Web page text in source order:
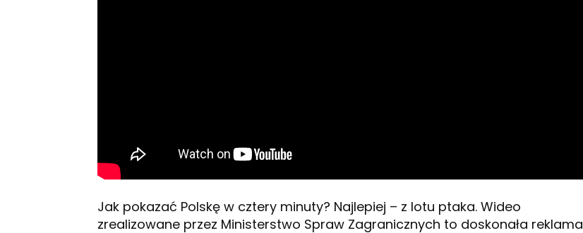
Jak pokazać Polskę w cztery minuty? Najlepiej – z lotu ptaka. Wideo
zrealizowane przez Ministerstwo Spraw Zagranicznych to doskonała reklama